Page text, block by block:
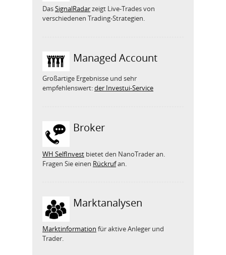
DasSignalRadarzeigt Live-Trades von
verschiedenen Trading-Strategien.
Managed Account
Großartige Ergebnisse und sehr
empfehlenswert:der Investui-Service
Broker
WH SelfInvest bietet den NanoTrader an.
Fragen Sie einen Rückrufan.
Marktanalysen
Marktinformation für aktive Anleger und
Trader.